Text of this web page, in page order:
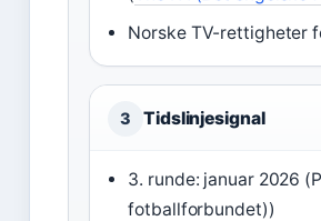
Norske TV-rettigheter
3 Tidslinjesignal
3. runde: januar 2026
fotballforbundet))